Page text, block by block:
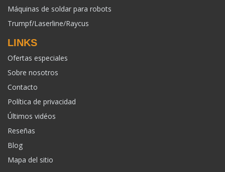
Máquinas de soldar para robots
Trumpf/Laserline/Raycus
LINKS
Ofertas especiales
Sobre nosotros
Contacto
Política de privacidad
Últimos vidéos
Reseñas
Blog
Mapa del sitio